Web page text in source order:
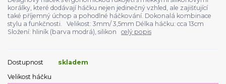
korálky, které dodávají háčku nejen jedinečný vzhled, ale zajišťující
také příjemný úchop a pohodlné háčkování. Dokonalá kombinace
stylu a funkčnosti. Velikost: 3mm/ 3,5mm Délka háčku: cca 13cm
Složení: hliník (barva modrá), silikon celý popis
Dostupnost
skladem
Velikost háčku